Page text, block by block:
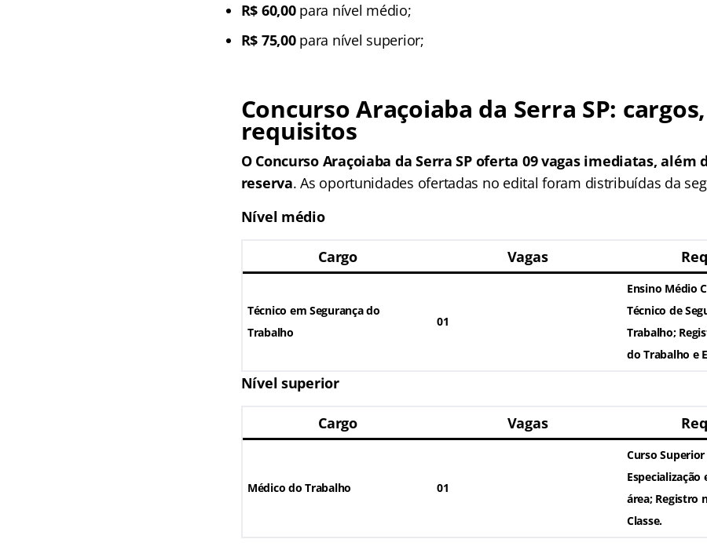
R$ 60,00para nível médio;
R$ 75,00para nível superior;
Concurso Araçoiaba da Serra SP:
requisitos
O Concurso Araçoiaba da Serra SP oferta 09 vagas imediatas, além
reserva. As oportunidades ofertadas no edital foram distribuídas da
Nível médio
Cargo Vagas
Técnico em Segurança do
Trabalho
01
Ensino Médio
Técnico de
Trabalho;
do Trabalho e
Nível superior
Cargo Vagas
Médico do Trabalho 01
Curso
Especialização
área; Registro
Classe.